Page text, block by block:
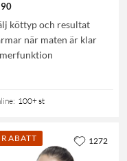
90
köttyp och resultat
när maten är klar
: 100+ st
1272